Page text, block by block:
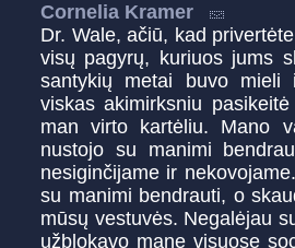
Cornelia Kramer
Dr. Wale, ačiū, kad
visų pagyrų, kuriuos jums
santykių metai buvo mieli
viskas akimirksniu
man virto kartėliu. Mano
nustojo su manimi
nesiginčijame ir
su manimi bendrauti, o
mūsų vestuvės. Negalėjau
užblokavo mane visuose